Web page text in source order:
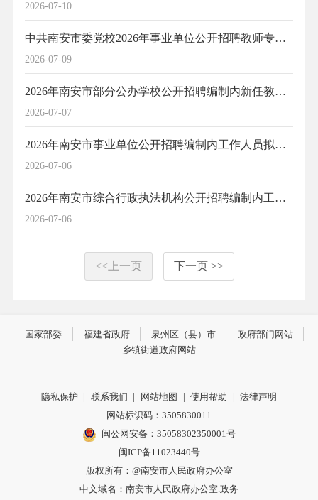
2026-07-10
2026-07-09
中共南安市委党校2026年事业单位公开招聘教师专业测试公告
2026-07-07
2026年南安市部分公办学校公开招聘编制内新任教师公告（二）笔试与面试工作有关事项的通告
2026-07-06
2026年南安市事业单位公开招聘编制内工作人员拟聘用人员公示（1）
2026-07-06
2026年南安市综合行政执法机构公开招聘编制内工作人员拟聘用人员公示(1)
<<上一页 下一页 >>
国家部委 福建省政府 泉州区（县）市
政府部门网站
乡镇街道政府网站
隐私保护 | 联系我们 | 网站地图 | 使用帮助 | 法律声明
网站标识码：3505830011
闽公网安备：35058302350001号
闽ICP备11023440号
版权所有：@南安市人民政府办公室
中文域名：南安市人民政府办公室.政务